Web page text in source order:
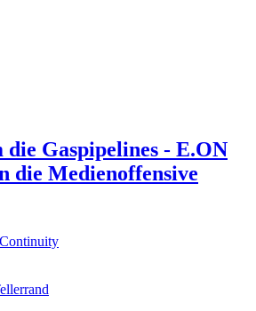
Gaspipelines - E.ON
die Medienoffensive